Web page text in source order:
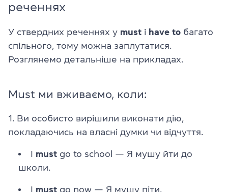
реченнях
У ствердних реченнях у must і have to багато
спільного, тому можна заплутатися.
Розглянемо детальніше на прикладах.
Must ми вживаємо, коли:
1. Ви особисто вирішили виконати дію,
покладаючись на власні думки чи відчуття.
I must go to school — Я мушу йти до
школи.
I must go now — Я мушу піти.